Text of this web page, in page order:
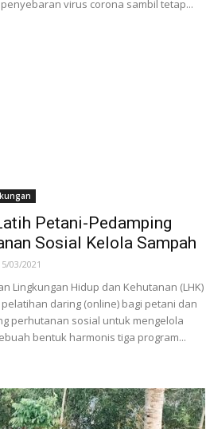
virus corona sambil tetap...
Petani-Pedamping
Sosial Kelola Sampah
03/2021
Lingkungan Hidup dan Kehutanan (LHK)
daring (online) bagi petani dan
perhutanan sosial untuk mengelola
bentuk harmonis tiga program...